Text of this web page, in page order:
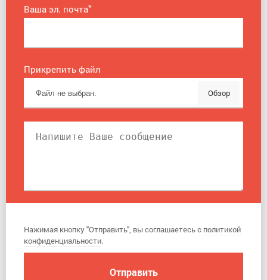
Ваша эл. почта*
Прикрепить файл
Обзор
Нажимая кнопку "Отправить", вы соглашаетесь с политикой
конфиденциальности.